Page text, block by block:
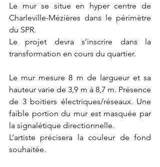
Le mur se situe en hyper centre de
Charleville-Mézières dans le périmètre
du SPR.
Le projet devra s’inscrire dans la
transformation en cours du quartier.
Le mur mesure 8 m de largueur et sa
hauteur varie de 3,9 m à 8,7 m. Présence
de 3 boitiers électriques/réseaux. Une
faible portion du mur est masquée par
la signalétique directionnelle.
L’artiste précisera la couleur de fond
souhaitée.